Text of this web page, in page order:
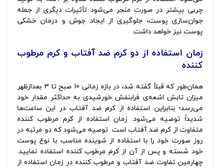
چربی بیشتر در صورت منجر می‌شود تأثیرات دیگری از جمله
جوان‌سازی پوست، جلوگیری از ایجاد جوش و درمان خشکی
پوست نیز خواهد داشت.
زمان استفاده از دو کرم ضد آفتاب و کرم مرطوب
کننده
همان‌طور که قبلاً گفته شد، در بازه زمانی 10 صبح تا 3 بعدازظهر
میزان تابش اشعه‌ی فرابنفش خورشیدی به حداکثر مقدار خود
می‌رسد؛ بنابراین استفاده از کرم ضد آفتاب در این ساعت‌ها
شدیداً توصیه می‌شود. زمان استفاده از کرم مرطوب کننده
متفاوت از کرم ضد آفتاب است. توصیه می‌شود که دو مرتبه در
روز صورت خود را با استفاده از شوینده مناسب با نوع پوست
خود شسته و پس از آن از کرم مرطوب کننده استفاده نمایید.
چهارمین تفاوت ضد آفتاب و مرطوب کننده در زمان استفاده از